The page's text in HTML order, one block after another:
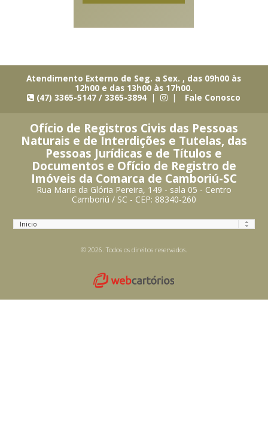
Atendimento Externo de Seg. a Sex. , das 09h00 às
12h00 e das 13h00 às 17h00.
(47) 3365-5147 / 3365-3894 |
| Fale Conosco
Ofício de Registros Civis das Pessoas
Naturais e de Interdições e Tutelas, das
Pessoas Jurídicas e de Títulos e
Documentos e Ofício de Registro de
Imóveis da Comarca de Camboriú-SC
Rua Maria da Glória Pereira, 149 - sala 05 - Centro
Camboriú / SC - CEP: 88340-260
© 2026. Todos os direitos reservados.